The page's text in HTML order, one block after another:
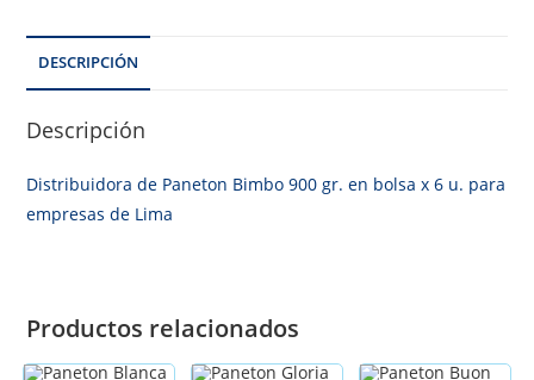
DESCRIPCIÓN
Descripción
Distribuidora de Paneton Bimbo 900 gr. en bolsa x 6 u. para
empresas de Lima
Productos relacionados